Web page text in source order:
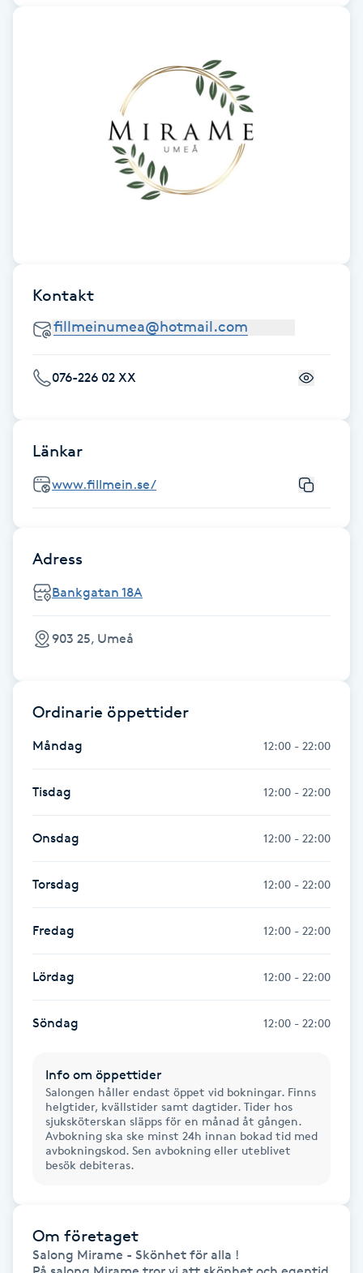
Lashlift Keratin
Liktornar
LPG-massage
Luggklippning
Lymfmassage
Läpptatuering
Makeup
Manikyr & Pedikyr
Massage
Medial vägledning
Medicinsk massage
Meditation
Megavolymfransar
Melasma
Mesoterapi
MicroPen
Kontakt
076-226 02 XX
Länkar
www.fillmein.se/
Adress
Bankgatan 18A
903 25, Umeå
Ordinarie öppettider
Måndag 12:00 - 22:00
Tisdag 12:00 - 22:00
Onsdag 12:00 - 22:00
Torsdag 12:00 - 22:00
Fredag 12:00 - 22:00
Lördag 12:00 - 22:00
Söndag 12:00 - 22:00
Info om öppettider
Salongen håller endast öppet vid bokningar. Finns
helgtider, kvällstider samt dagtider. Tider hos
sjuksköterskan släpps för en månad åt gången.
Avbokning ska ske minst 24h innan bokad tid med
avbokningskod. Sen avbokning eller uteblivet
besök debiteras.
Om företaget
Salong Mirame - Skönhet för alla !